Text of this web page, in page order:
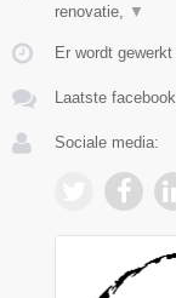
renovatie, ▼
Er wordt
Laatste
Sociale media: